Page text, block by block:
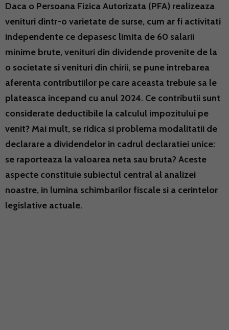
Daca o Persoana Fizica Autorizata (PFA) realizeaza
venituri dintr-o varietate de surse, cum ar fi activitati
independente ce depasesc limita de 60 salarii
minime brute, venituri din dividende provenite de la
o societate si venituri din chirii, se pune intrebarea
aferenta contributiilor pe care aceasta trebuie sa le
plateasca incepand cu anul 2024. Ce contributii sunt
considerate deductibile la calculul impozitului pe
venit? Mai mult, se ridica si problema modalitatii de
declarare a dividendelor in cadrul declaratiei unice:
se raporteaza la valoarea neta sau bruta? Aceste
aspecte constituie subiectul central al analizei
noastre, in lumina schimbarilor fiscale si a cerintelor
legislative actuale.